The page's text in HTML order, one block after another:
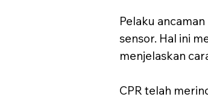
Pelaku
sensor. Hal ini
menjelaskan
CPR telah